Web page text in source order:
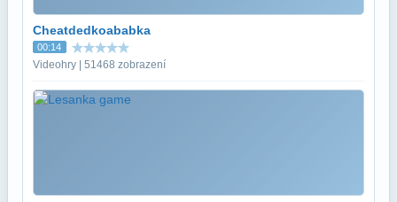
Cheatdedkoababka
00:14
Videohry | 51468 zobrazení